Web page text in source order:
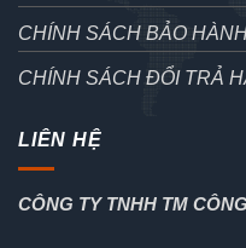
CHÍNH SÁCH BẢO
CHÍNH SÁCH ĐỔI TRẢ
LIÊN HỆ
CÔNG TY TNHH TM